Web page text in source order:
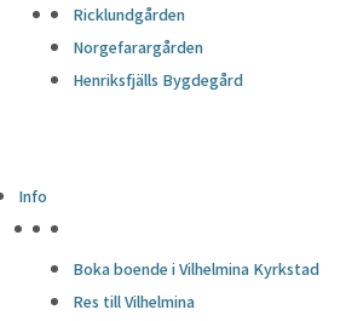
Ricklundgården
Norgefarargården
Henriksfjälls Bygdegård
Info
Boka boende i Vilhelmina Kyrkstad
Res till Vilhelmina